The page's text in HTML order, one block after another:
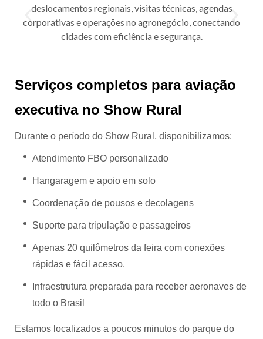
Serviços completos para aviação
executiva no Show Rural
Durante o período do Show Rural, disponibilizamos:
Atendimento FBO personalizado
Hangaragem e apoio em solo
Coordenação de pousos e decolagens
Suporte para tripulação e passageiros
Apenas 20 quilômetros da feira com conexões
rápidas e fácil acesso.
Infraestrutura preparada para receber aeronaves de
todo o Brasil
Estamos localizados a poucos minutos do parque do